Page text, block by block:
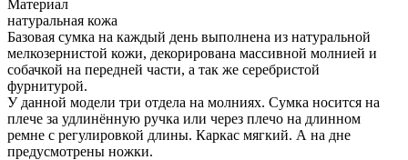
Материал
натуральная кожа
Базовая сумка на каждый день выполнена из натуральной
мелкозернистой кожи, декорирована массивной молнией и
собачкой на передней части, а так же серебристой
фурнитурой.
У данной модели три отдела на молниях. Сумка носится на
плече за удлинённую ручка или через плечо на длинном
ремне с регулировкой длины. Каркас мягкий. А на дне
предусмотрены ножки.